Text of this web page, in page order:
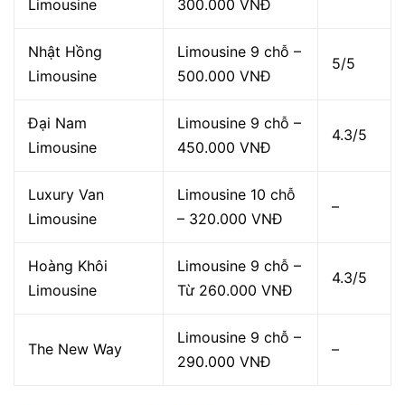
Limousine 300.000 VNĐ
Nhật Hồng
Limousine
Limousine 9 chỗ –
500.000 VNĐ
5/5
Đại Nam
Limousine
Limousine 9 chỗ –
450.000 VNĐ
4.3/5
Luxury Van
Limousine
Limousine 10 chỗ
– 320.000 VNĐ
–
Hoàng Khôi
Limousine
Limousine 9 chỗ –
Từ 260.000 VNĐ
4.3/5
The New Way
Limousine 9 chỗ –
290.000 VNĐ
–